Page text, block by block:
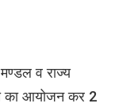
मण्डल व राज्य
का आयोजन कर 2